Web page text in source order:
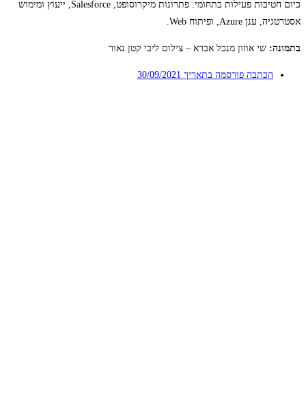
כיום חטיבות פעילות בתחומי: פתרונות מיקרוסופט, Salesforce, ייעוץ ומימוש
אסטרטגיה, ענן Azure, ופיתוח Web.
בתמונה: שי אוזון מנכל אברא – צילום ליבי קטן נאור
הכתבה פורסמה בתאריך 30/09/2021